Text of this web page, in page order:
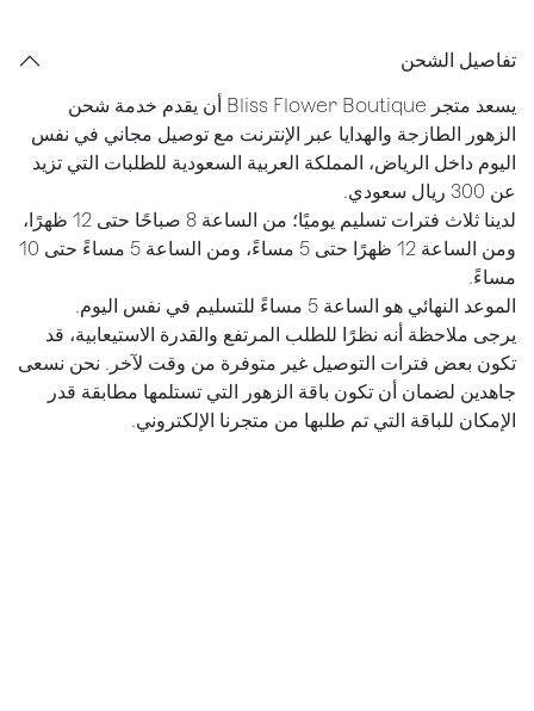
تفاصيل الشحن
يسعد متجر Bliss Flower Boutique أن يقدم خدمة شحن
الزهور الطازجة والهدايا عبر الإنترنت مع توصيل مجاني في نفس
اليوم داخل الرياض، المملكة العربية السعودية للطلبات التي تزيد
عن 300 ريال سعودي.
لدينا ثلاث فترات تسليم يوميًا؛ من الساعة 8 صباحًا حتى 12 ظهرًا،
ومن الساعة 12 ظهرًا حتى 5 مساءً، ومن الساعة 5 مساءً حتى 10
مساءً.
الموعد النهائي هو الساعة 5 مساءً للتسليم في نفس اليوم.
يرجى ملاحظة أنه نظرًا للطلب المرتفع والقدرة الاستيعابية، قد
تكون بعض فترات التوصيل غير متوفرة من وقت لآخر. نحن نسعى
جاهدين لضمان أن تكون باقة الزهور التي تستلمها مطابقة قدر
الإمكان للباقة التي تم طلبها من متجرنا الإلكتروني.